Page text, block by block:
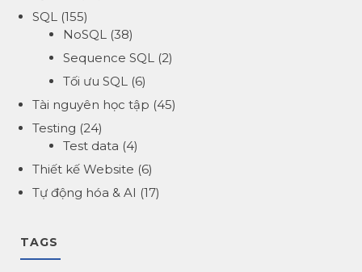
SQL (155)
NoSQL(38)
Sequence SQL(2)
Tối ưu SQL(6)
Tài nguyên học tập (45)
Testing (24)
Test data (4)
Thiết kế Website (6)
Tự động hóa & AI (17)
TAGS